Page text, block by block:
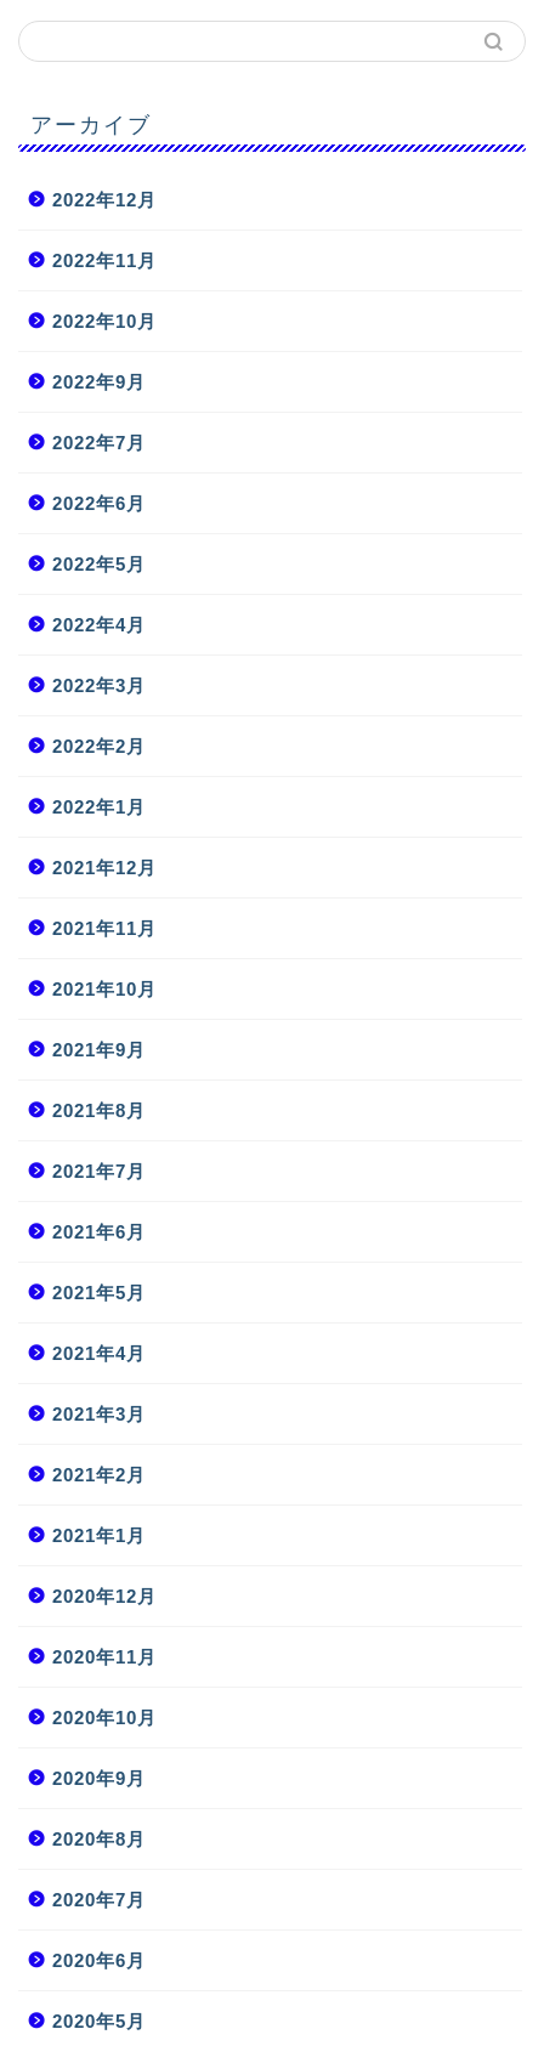
アーカイブ
2022年12月
2022年11月
2022年10月
2022年9月
2022年7月
2022年6月
2022年5月
2022年4月
2022年3月
2022年2月
2022年1月
2021年12月
2021年11月
2021年10月
2021年9月
2021年8月
2021年7月
2021年6月
2021年5月
2021年4月
2021年3月
2021年2月
2021年1月
2020年12月
2020年11月
2020年10月
2020年9月
2020年8月
2020年7月
2020年6月
2020年5月